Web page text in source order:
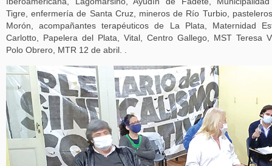
Tigre, enfermería de Santa Cruz, mineros de Río Turbio,
Morón, acompañantes terapéuticos de La Plata, Maternidad
Carlotto, Papelera del Plata, Vital, Centro Gallego, MST Teresa
Polo Obrero, MTR 12 de abril. .